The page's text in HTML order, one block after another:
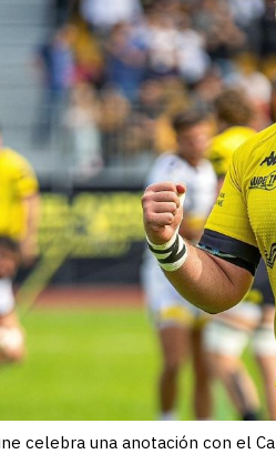
celebra una anotación con el